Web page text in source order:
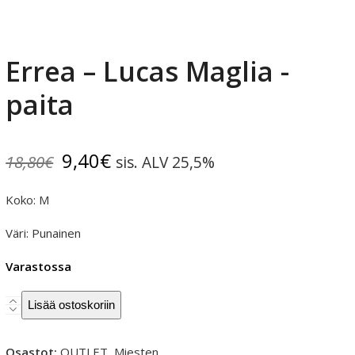
Errea – Lucas Maglia -
paita
18,80€ Alkuperäinen
18,80€.
9,40€Nykyinen
sis. ALV 25,5%
Koko: M
Väri: Punainen
Varastossa
ErreaLisää ostoskoriin
Osastot:OUTLET Miesten